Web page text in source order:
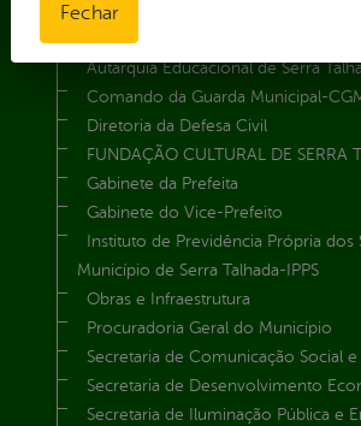
Agência Municipal de Meio
Assistência Social e Cidadania
Autarquia Educacional de Serra
Comando da Guarda Municipal-
Diretoria da Defesa Civil
FUNDAÇÃO CULTURAL DE SERRA
Gabinete da Prefeita
Gabinete do Vice-Prefeito
Instituto de Previdência Própria
Município de Serra Talhada-IPPS
Obras e Infraestrutura
Procuradoria Geral do Município
Secretaria de Comunicação Social
Secretaria de Desenvolvimento
Secretaria de Iluminação Pública e
Fechar